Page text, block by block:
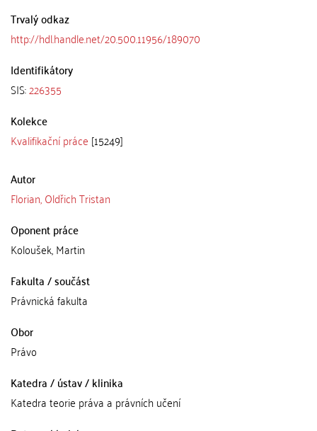
Trvalý odkaz
http://hdl.handle.net/20.500.11956/189070
Identifikátory
SIS:226355
Kolekce
Kvalifikační práce [15249]
Autor
Florian, Oldřich Tristan
Oponent práce
Koloušek, Martin
Fakulta / součást
Právnická fakulta
Obor
Právo
Katedra / ústav / klinika
Katedra teorie práva a právních učení